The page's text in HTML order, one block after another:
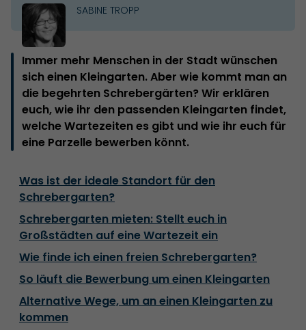
SABINE TROPP
Immer mehr Menschen in der Stadt wünschen
sich einen Kleingarten. Aber wie kommt man an
die begehrten Schrebergärten? Wir erklären
euch, wie ihr den passenden Kleingarten findet,
welche Wartezeiten es gibt und wie ihr euch für
eine Parzelle bewerben könnt.
Was ist der ideale Standort für den
Schrebergarten?
Schrebergarten mieten: Stellt euch in
Großstädten auf eine Wartezeit ein
Wie finde ich einen freien Schrebergarten?
So läuft die Bewerbung um einen Kleingarten
Alternative Wege, um an einen Kleingarten zu
kommen